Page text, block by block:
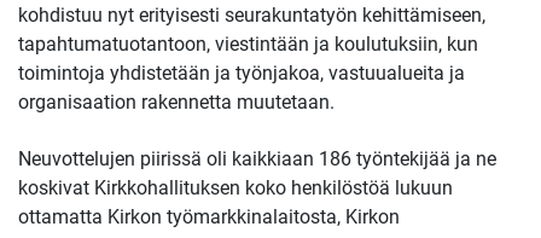
kohdistuu nyt erityisesti seurakuntatyön kehittämiseen,
tapahtumatuotantoon, viestintään ja koulutuksiin, kun
toimintoja yhdistetään ja työnjakoa, vastuualueita ja
organisaation rakennetta muutetaan.
Neuvottelujen piirissä oli kaikkiaan 186 työntekijää ja ne
koskivat Kirkkohallituksen koko henkilöstöä lukuun
ottamatta Kirkon työmarkkinalaitosta, Kirkon